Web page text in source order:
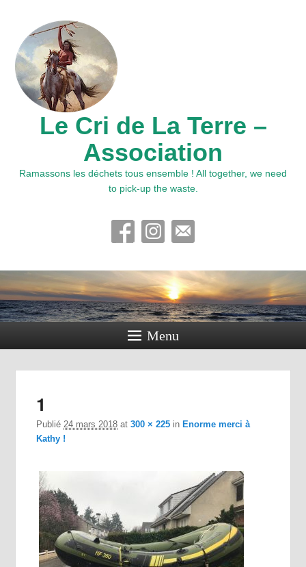
Le Cri de La Terre –
Association
Ramassons les déchets tous ensemble ! All together, we need
to pick-up the waste.
Menu
1
Publié24 mars 2018 at300 × 225 in Enorme merci à
Kathy !